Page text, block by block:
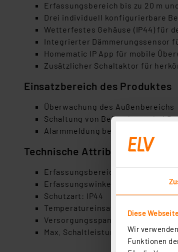
Diese
Wir
Funktionen
Erfassungsbereich bis zu 20 m
Drei individuell konfigurierbare
Wetterfestes Gehäuse (IP44) für
Integrierter Dämmerungssensor
Homematic IP App für mobile
Zusätzlicher Schaltaktor für
Einsatzbereich des Produktes
Überwachung des Außenbereichs
Schaltung von Beleuchtung bei
Alarmmeldung bei
Technische Attribute
Erfassungsbereich: bis zu 20 m
Erfassungswinkel: 180°
Schutzart: IP44
Temperatureinsatzbereich: -20 bis
Versorgungsspannung: 24 VDC
Max. Schaltleistung: 1150 W